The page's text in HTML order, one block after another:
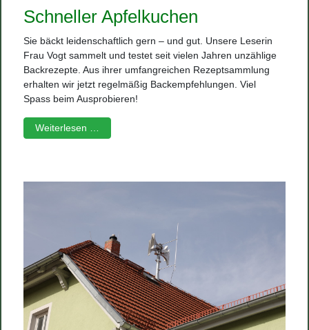
Schneller Apfelkuchen
Sie bäckt leidenschaftlich gern – und gut. Unsere Leserin
Frau Vogt sammelt und testet seit vielen Jahren unzählige
Backrezepte. Aus ihrer umfangreichen Rezeptsammlung
erhalten wir jetzt regelmäßig Backempfehlungen. Viel
Spass beim Ausprobieren!
Weiterlesen …